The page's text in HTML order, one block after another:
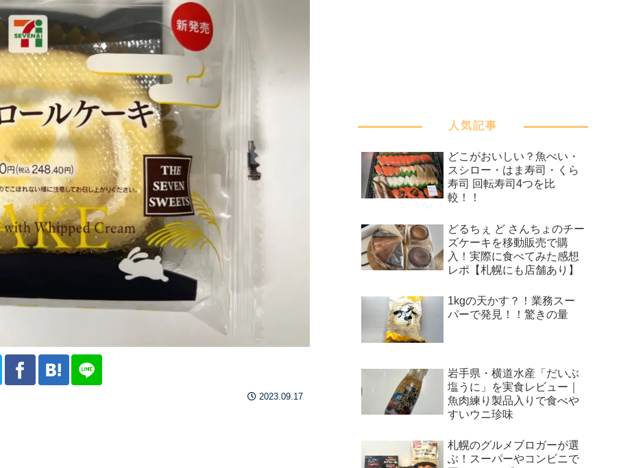
2023.09.17
人気記事
どこがおいしい？魚べい・
スシロー・はま寿司・くら
寿司 回転寿司4つを比
較！！
どるちぇ ど さんちょのチー
ズケーキを移動販売で購
入！実際に食べてみた感想
レポ【札幌にも店舗あり】
1kgの天かす？！業務スー
パーで発見！！驚きの量
岩手県・横道水産「だいぶ
塩うに」を実食レビュー｜
魚肉練り製品入りで食べや
すいウニ珍味
札幌のグルメブロガーが選
ぶ！スーパーやコンビニで